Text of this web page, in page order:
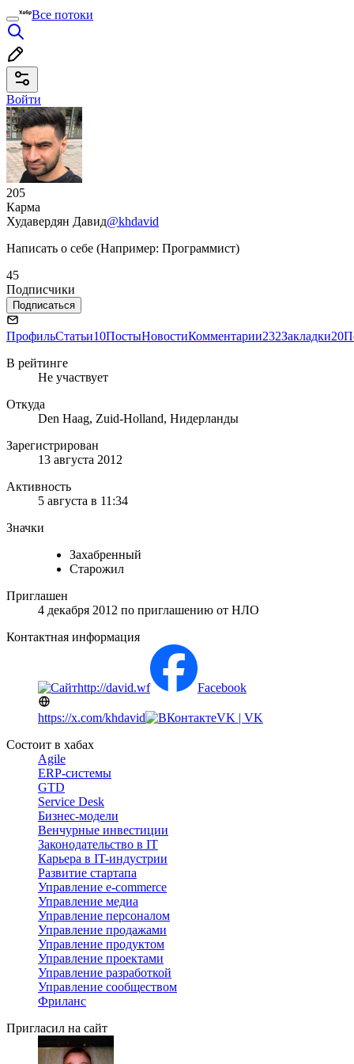
Все потоки
Войти
205
Карма
Худавердян Давид@khdavid
Написать о себе (Например: Программист)
45
Подписчики
Подписаться
ПрофильСтатьи10ПостыНовостиКомментарии232Закладки20
В рейтинге
Не участвует
Откуда
Den Haag, Zuid-Holland, Нидерланды
Зарегистрирован
13 августа 2012
Активность
5 августа в 11:34
Значки
Захабренный
Старожил
Приглашен
4 декабря 2012 по приглашению от НЛО
Контактная информация
http://david.wf Facebook
https://x.com/khdavid
VK | VK
Состоит в хабах
Agile
ERP-системы
GTD
Service Desk
Бизнес-модели
Венчурные инвестиции
Законодательство в IT
Карьера в IT-индустрии
Развитие стартапа
Управление e-commerce
Управление медиа
Управление персоналом
Управление продажами
Управление продуктом
Управление проектами
Управление разработкой
Управление сообществом
Фриланс
Пригласил на сайт